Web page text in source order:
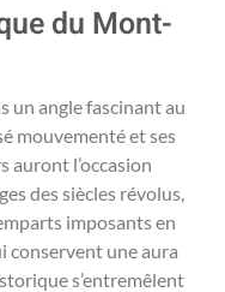
du Mont-
un angle fascinant au
mouvementé et ses
auront l’occasion
des siècles révolus,
imposants en
conservent une aura
s’entremêlent